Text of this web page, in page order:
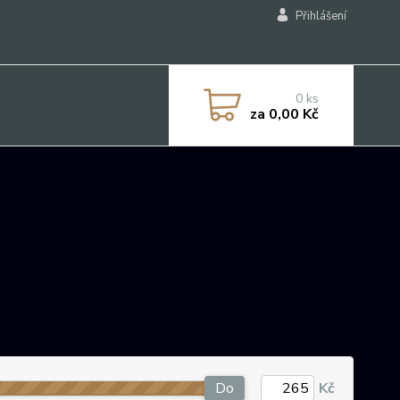
Přihlášení
0 ks
za 0,00 Kč
Do Kč